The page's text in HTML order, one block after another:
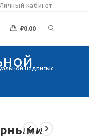
Личный кабинет
₽0.00
ПО
надписью